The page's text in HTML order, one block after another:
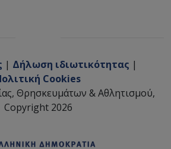
| Δήλωση ιδιωτικότητας |
Cookies
Θρησκευμάτων & Αθλητισμού,
Copyright 2026